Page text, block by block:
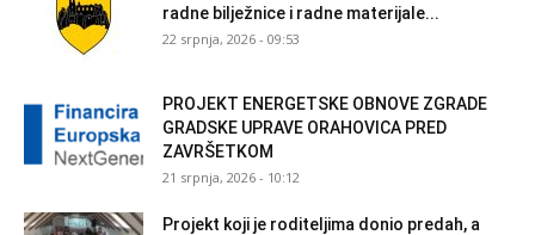
radne bilježnice i radne materijale...
22 srpnja, 2026 - 09:53
PROJEKT ENERGETSKE OBNOVE ZGRADE
GRADSKE UPRAVE ORAHOVICA PRED
ZAVRŠETKOM
21 srpnja, 2026 - 10:12
Projekt koji je roditeljima donio predah, a